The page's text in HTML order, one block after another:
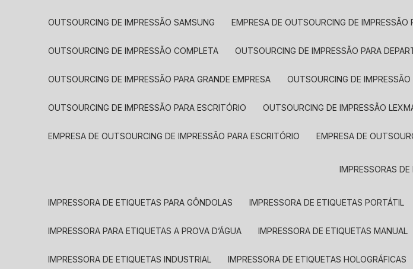
OUTSOURCING DE IMPRESSÃO SAMSUNG EMPRESA DE OUTSOURCING DE IMPRESSÃO
OUTSOURCING DE IMPRESSÃO COMPLETA OUTSOURCING DE IMPRESSÃO PARA
OUTSOURCING DE IMPRESSÃO PARA GRANDE EMPRESA OUTSOURCING DE
OUTSOURCING DE IMPRESSÃO PARA ESCRITÓRIO OUTSOURCING DE IMPRESSÃO
EMPRESA DE OUTSOURCING DE IMPRESSÃO PARA ESCRITÓRIO EMPRESA DE
IMPRESSORAS
IMPRESSORA DE ETIQUETAS PARA GÔNDOLAS IMPRESSORA DE ETIQUETAS PORTÁTIL
IMPRESSORA PARA ETIQUETAS A PROVA D’ÁGUA IMPRESSORA DE ETIQUETAS MANUAL
IMPRESSORA DE ETIQUETAS INDUSTRIAL IMPRESSORA DE ETIQUETAS HOLOGRÁFICAS